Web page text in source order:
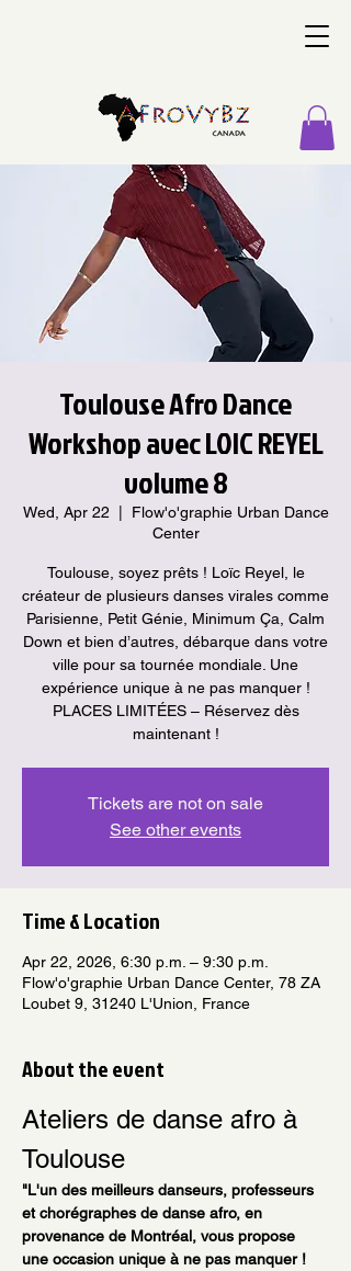
Toulouse Afro Dance
Workshop avec LOIC REYEL
volume 8
Wed, Apr 22
Flow'o'graphie Urban Dance
Center
Toulouse, soyez prêts ! Loïc Reyel, le
créateur de plusieurs danses virales comme
Parisienne, Petit Génie, Minimum Ça, Calm
Down et bien d’autres, débarque dans votre
ville pour sa tournée mondiale. Une
expérience unique à ne pas manquer !
PLACES LIMITÉES – Réservez dès
maintenant !
Tickets are not on sale
See other events
Time & Location
Apr 22, 2026, 6:30 p.m. – 9:30 p.m.
Flow'o'graphie Urban Dance Center, 78 ZA
Loubet 9, 31240 L'Union, France
About the event
Ateliers de danse afro à
Toulouse
"L'un des meilleurs danseurs, professeurs
et chorégraphes de danse afro, en
provenance de Montréal, vous propose
une occasion unique à ne pas manquer !